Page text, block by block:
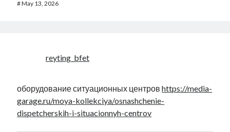
#May 13, 2026
reyting_bfet
оборудование ситуационных центровhttps://media-
garage.ru/moya-kollekciya/osnashchenie-
dispetcherskih-i-situacionnyh-centrov